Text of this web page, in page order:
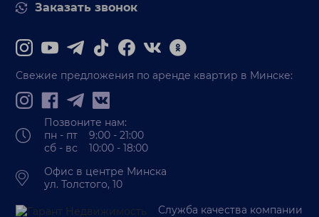
Заказать звонок
Свежие предложения по аренде квартир в Минске:
Позвоните нам:
пн - пт 9:00 - 21:00
сб - вс 10:00 - 18:00
Офис в центре Минска
ул. Толстого, 10
Служба качества компании